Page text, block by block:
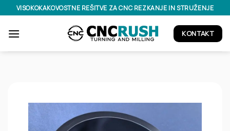
Skoči
na
vsebino
VISOKOKAKOVOSTNE REŠITVE ZA CNC REZKANJE IN STRUŽENJE
KONTAKT